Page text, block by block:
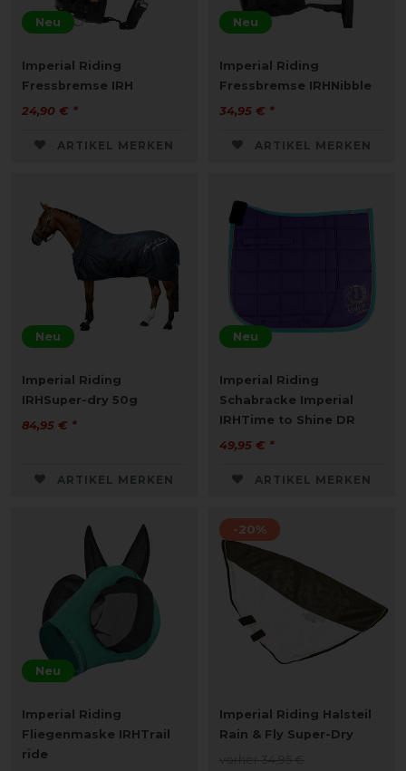
Neu
Imperial Riding
Fressbremse IRH
24,90 € *
ARTIKEL MERKEN
Neu
Imperial Riding
Fressbremse IRHNibble
34,95 € *
ARTIKEL MERKEN
Neu
Imperial Riding
IRHSuper-dry 50g
84,95 € *
ARTIKEL MERKEN
Neu
Imperial Riding
Schabracke Imperial
IRHTime to Shine DR
49,95 € *
ARTIKEL MERKEN
Neu
Imperial Riding
Fliegenmaske IRHTrail
ride
-20%
Imperial Riding Halsteil
Rain & Fly Super-Dry